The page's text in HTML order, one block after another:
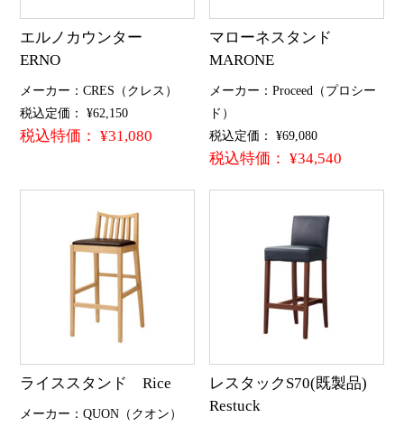
エルノカウンター
ERNO
メーカー：CRES（クレス）
税込定価： ¥62,150
税込特価： ¥31,080
マローネスタンド
MARONE
メーカー：Proceed（プロシー
ド）
税込定価： ¥69,080
税込特価： ¥34,540
ライススタンド Rice
メーカー：QUON（クオン）
レスタックS70(既製品)
Restuck